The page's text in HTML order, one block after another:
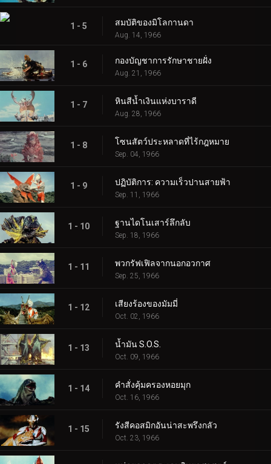
1 - 5 สมบัติของมิโลกานดา
Aug. 14, 1966
1 - 6 กองบัญชาการรักษาชายฝั่ง
Aug. 21, 1966
1 - 7 หินสีน้ำเงินแห่งบาราดี
Aug. 28, 1966
1 - 8 โซนสัตว์ประหลาดที่ไร้กฎหมาย
Sep. 04, 1966
1 - 9 ปฏิบัติการ: ความเร็วปานสายฟ้า
Sep. 11, 1966
1 - 10 ฐานไดโนเสาร์ลึกลับ
Sep. 18, 1966
1 - 11 พวกรัฟเฟิลจากนอกอวกาศ
Sep. 25, 1966
1 - 12 เสียงร้องของมัมมี่
Oct. 02, 1966
1 - 13 น้ำมัน S.O.S.
Oct. 09, 1966
1 - 14 คำสั่งคุ้มครองหอยมุก
Oct. 16, 1966
1 - 15 รังสีคอสมิกอันน่าสะพรึงกลัว
Oct. 23, 1966